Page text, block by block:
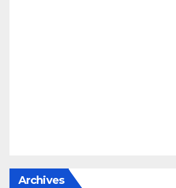
Archives